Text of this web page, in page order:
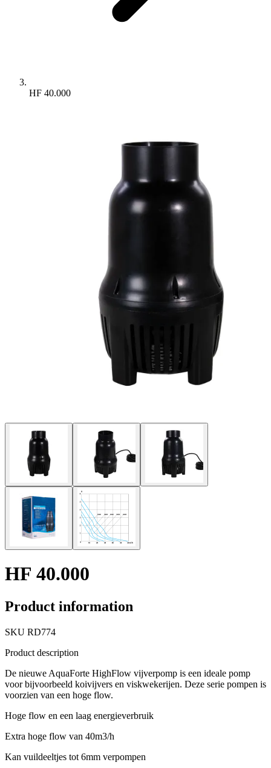
HF 40.000
HF 40.000
Product information
SKU RD774
Product description
De nieuwe AquaForte HighFlow vijverpomp is een ideale pomp
voor bijvoorbeeld koivijvers en viskwekerijen. Deze serie pompen is
voorzien van een hoge flow.
Hoge flow en een laag energieverbruik
Extra hoge flow van 40m3/h
Kan vuildeeltjes tot 6mm verpompen